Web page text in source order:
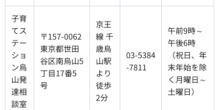
子育
てス
テー
ショ
ン烏
山発
達相
談室
〒157-0062
東京都世田
谷区南烏山5
丁目17番5
号
京王
線 千
歳烏
山駅
より
徒歩
2分
03-5384
-7811
午前9時～
午後6時
（祝日、年
末年始を除
く月曜日～
土曜日）